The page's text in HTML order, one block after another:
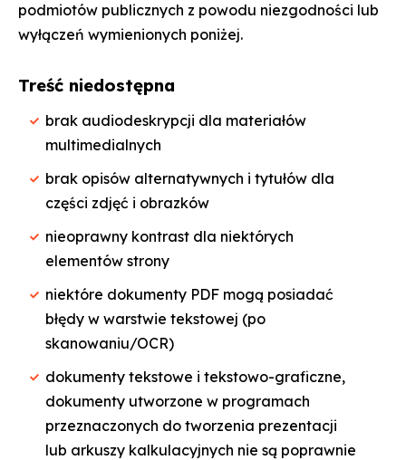
podmiotów publicznych z powodu niezgodności lub
wyłączeń wymienionych poniżej.
Treść niedostępna
brak audiodeskrypcji dla materiałów
multimedialnych
brak opisów alternatywnych i tytułów dla
części zdjęć i obrazków
nieoprawny kontrast dla niektórych
elementów strony
niektóre dokumenty PDF mogą posiadać
błędy w warstwie tekstowej (po
skanowaniu/OCR)
dokumenty tekstowe i tekstowo-graficzne,
dokumenty utworzone w programach
przeznaczonych do tworzenia prezentacji
lub arkuszy kalkulacyjnych nie są poprawnie